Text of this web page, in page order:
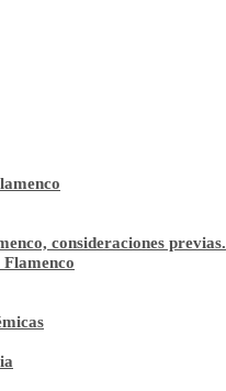
consideraciones previas.
Flamenco